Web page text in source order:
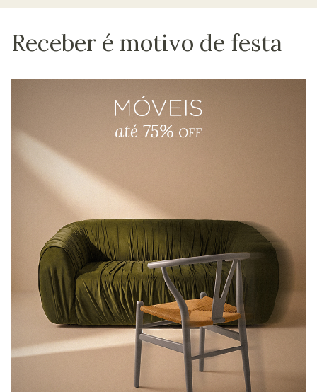
Receber é motivo de festa